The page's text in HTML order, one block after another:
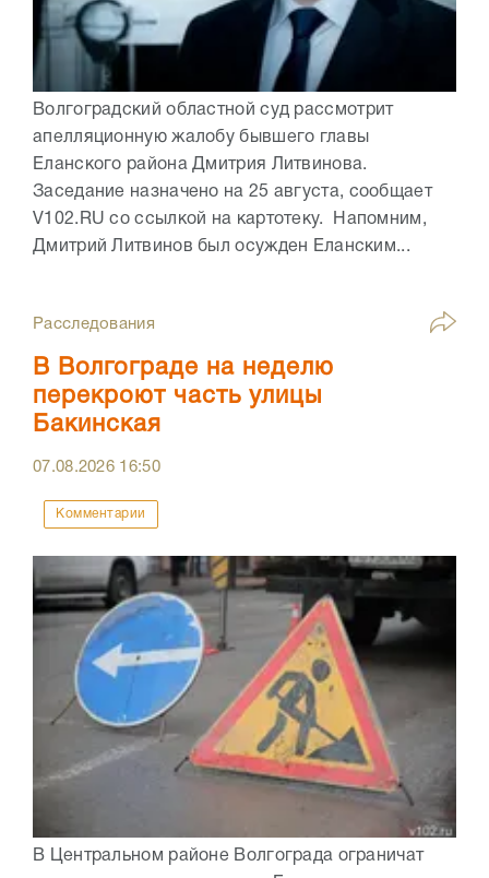
Волгоградский областной суд рассмотрит
апелляционную жалобу бывшего главы
Еланского района Дмитрия Литвинова.
Заседание назначено на 25 августа, сообщает
V102.RU со ссылкой на картотеку. Напомним,
Дмитрий Литвинов был осужден Еланским...
Расследования
В Волгограде на неделю
перекроют часть улицы
Бакинская
07.08.2026 16:50
Комментарии
В Центральном районе Волгограда ограничат